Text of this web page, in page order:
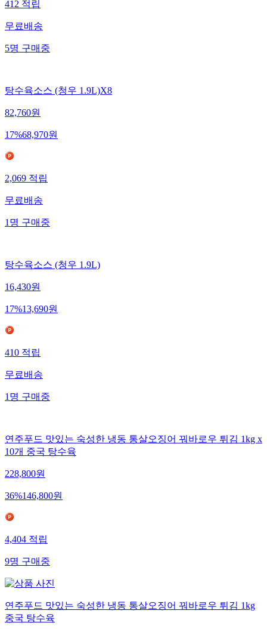
412적립
무료배송
5명구매중
탕수육소스 (청우 1.9L)X8
82,760원
17%68,970원
2,069적립
무료배송
1명구매중
탕수육소스 (청우 1.9L)
16,430원
17%13,690원
410적립
무료배송
1명구매중
연주푸드 맛있는 숙성한 냉동 통살오징어 꿔바로우 튀김 1kg x
10개 중국 탕수육
228,800원
36%146,800원
4,404적립
9명구매중
연주푸드 맛있는 숙성한 냉동 통살오징어 꿔바로우 튀김 1kg
중국 탕수육